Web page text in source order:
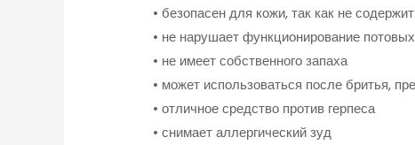
• безопасен для кожи, так как не
• не нарушает функционирование
• не имеет собственного запаха
• может использоваться после бритья,
• отличное средство против герпеса
• снимает аллергический зуд